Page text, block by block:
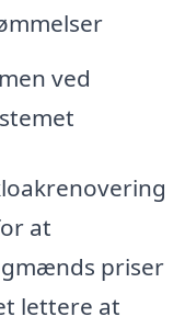
ved
at
priser
lettere at